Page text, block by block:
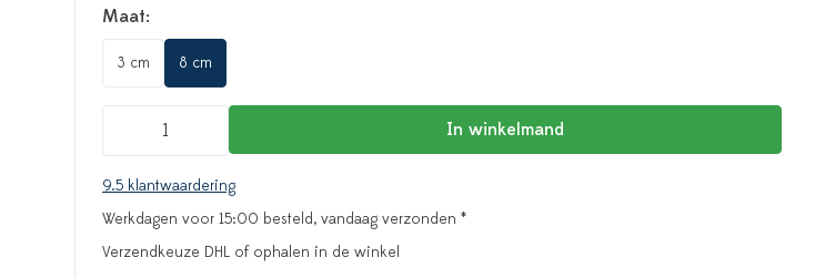
Maat:
3 cm 8 cm
In winkelmand
9.5 klantwaardering
Werkdagen voor 15:00 besteld, vandaag verzonden *
Verzendkeuze DHL of ophalen in de winkel